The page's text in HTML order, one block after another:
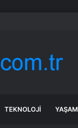
TEKNOLOJI YAŞAM